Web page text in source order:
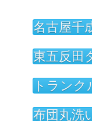
名古屋千
東五反田
トランク
布団丸洗